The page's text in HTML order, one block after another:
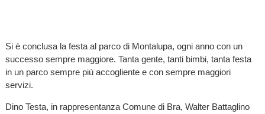
Si è conclusa la festa al parco di Montalupa, ogni anno con un
successo sempre maggiore. Tanta gente, tanti bimbi, tanta festa
in un parco sempre più accogliente e con sempre maggiori
servizi.
Dino Testa, in rappresentanza Comune di Bra, Walter Battaglino